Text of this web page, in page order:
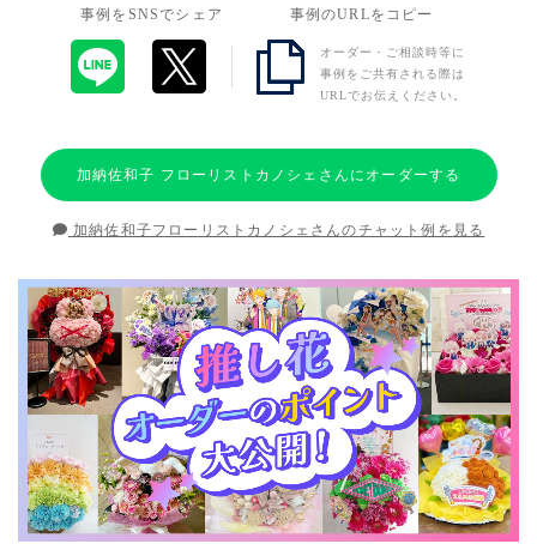
事例をSNSでシェア 事例のURLをコピー
オーダー・ご相談時等に
事例をご共有される際は
URLでお伝えください。
加納佐和子 フローリストカノシェさんにオーダーする
加納佐和子フローリストカノシェさんのチャット例を見る